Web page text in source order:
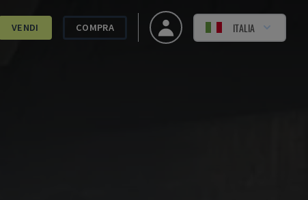
VENDI COMPRA ITALIA